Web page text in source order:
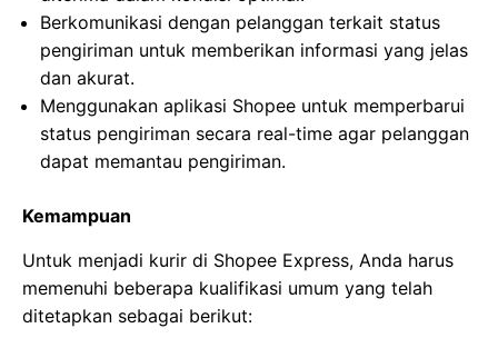
Berkomunikasi dengan pelanggan terkait status
pengiriman untuk memberikan informasi yang jelas
dan akurat.
Menggunakan aplikasi Shopee untuk memperbarui
status pengiriman secara real-time agar pelanggan
dapat memantau pengiriman.
Kemampuan
Untuk menjadi kurir di Shopee Express, Anda harus
memenuhi beberapa kualifikasi umum yang telah
ditetapkan sebagai berikut: